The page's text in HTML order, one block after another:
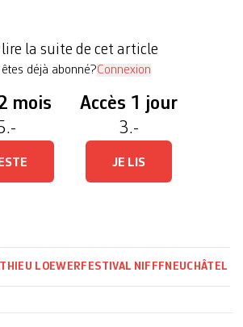
lire la suite de cet article
déjà abonné?Connexion
mois Accès 1 jour
3.-
JE LIS
LOEWER FESTIVAL NIFFF NEUCHÂTEL